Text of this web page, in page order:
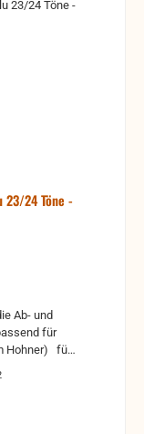
23/24 Töne -
Ab- und
für